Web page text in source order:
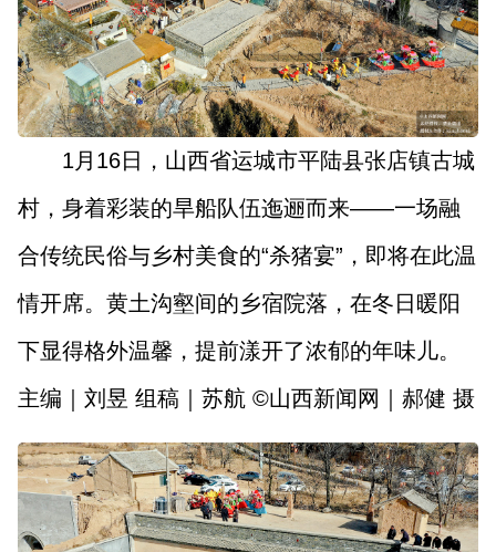
晋中 阳泉 长治 晋城
临汾 运城
行业频道
教育 法治 三农
1月16日，山西省运城市平陆县张店镇古城
村，身着彩装的旱船队伍迤逦而来——一场融
合传统民俗与乡村美食的“杀猪宴”，即将在此温
情开席。黄土沟壑间的乡宿院落，在冬日暖阳
下显得格外温馨，提前漾开了浓郁的年味儿。
主编｜刘昱 组稿｜苏航 ©山西新闻网｜郝健 摄